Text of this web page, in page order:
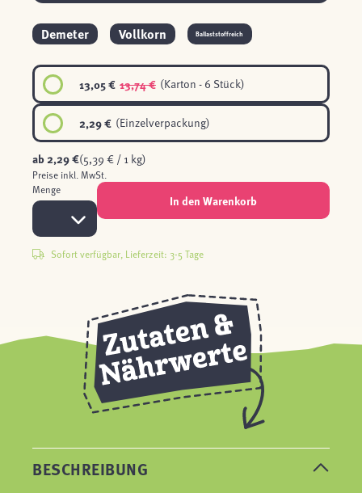
Demeter Vollkorn Ballaststoffreich
13,05 € 13,74 € (Karton - 6 Stück)
2,29 € (Einzelverpackung)
ab 2,29 €(5,39 € / 1 kg)
Preise inkl. MwSt.
Menge
In den Warenkorb
Sofort verfügbar, Lieferzeit: 3-5 Tage
BESCHREIBUNG